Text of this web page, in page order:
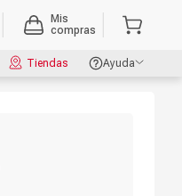
Mis
compras
Tiendas
Ayuda